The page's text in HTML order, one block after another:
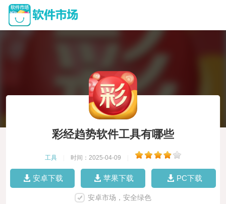
彩经趋势软件工具有哪些
工具 时间：2025-04-09
安卓下载 苹果下载 PC下载
安卓市场，安全绿色